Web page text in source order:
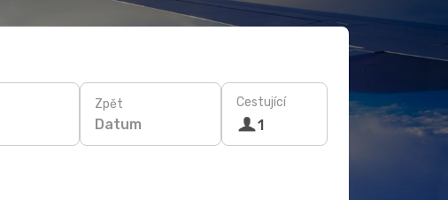
Zpět
Datum
Cestující
1